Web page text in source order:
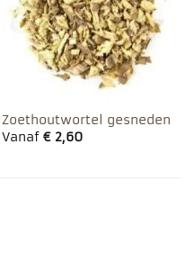
Zoethoutwortel gesneden
Vanaf €2,60